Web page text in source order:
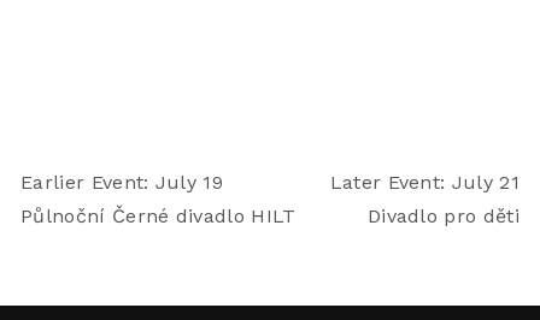
Earlier Event: July 19
Půlnoční Černé divadlo HILT
Later Event: July 21
Divadlo pro děti